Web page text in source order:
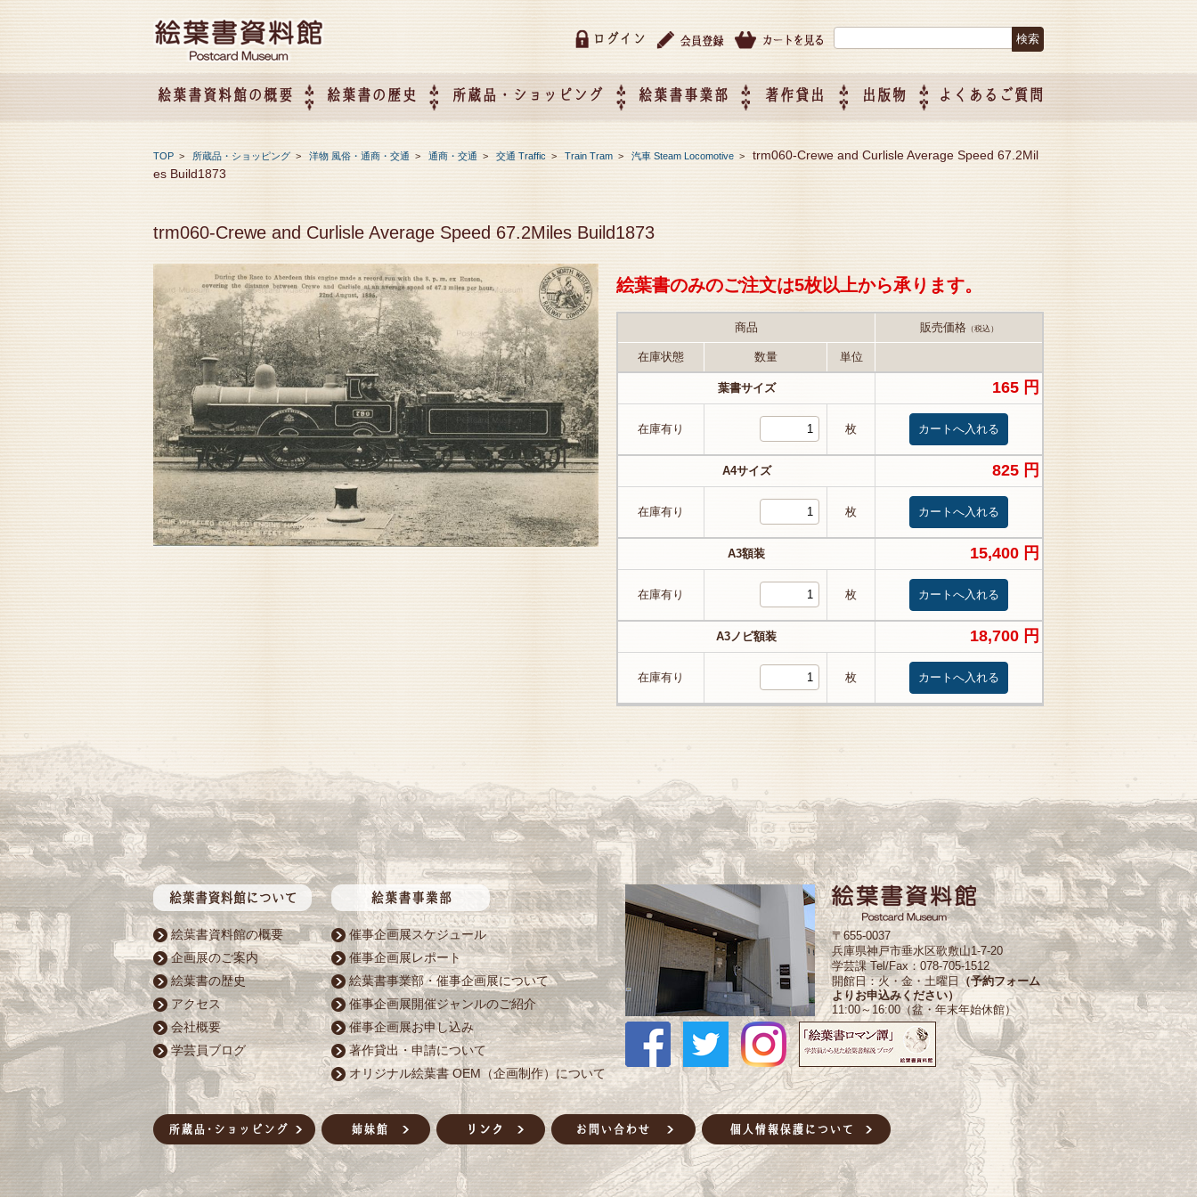
ログイン
絵葉書資料館の概要 絵葉書の歴史 所蔵品・ショッピング 絵葉書事業部
て
作）について
著作貸出 出版物 よくあるご質問
TOP > 所蔵品・ショッピング > 洋物 風俗・通商・交通 > 通商・交通 > 交通 Traffic > Train Tram > 汽車 Steam Locomotive > trm060-Crewe and Curlisle Average Speed 67.2Mil
es Build1873
trm060-Crewe and Curlisle Average Speed 67.2Miles Build1873
絵葉書のみのご注文は5枚以上から承ります。
商品 販売価格（税込）
在庫状態 数量 単位
葉書サイズ 165 円
在庫有り 枚
A4サイズ 825 円
在庫有り 枚
A3額装 15,400 円
在庫有り 枚
A3ノビ額装 18,700 円
在庫有り 枚
絵葉書資料館の概要
企画展のご案内
絵葉書の歴史
アクセス
会社概要
学芸員ブログ
催事企画展スケジュール
催事企画展レポート
絵葉書事業部・催事企画展について
催事企画展開催ジャンルのご紹介
催事企画展お申し込み
著作貸出・申請について
オリジナル絵葉書 OEM（企画制作）について
〒655-0037
兵庫県神戸市垂水区歌敷山1-7-20
学芸課 Tel/Fax：078-705-1512
開館日：火・金・土曜日 （予約フォーム
よりお申込みください）
11:00～16:00（盆・年末年始休館）